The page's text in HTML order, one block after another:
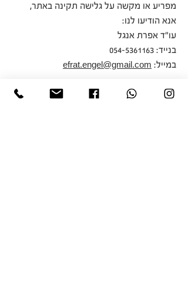
מפריע או מקשה על גלישה תקינה באתר,
אנא הודיעו לנו:
עו"ד אפרת אנגל
בנייד: 054-5361163
במייל: efrat.engel@gmail.com
הצהרת הנגישות עודכנה לאחרונה בתאריך